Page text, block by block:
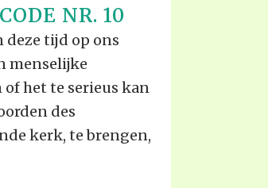
NR. 10
deze tijd op ons
menselijke
het te serieus kan
des
kerk, te brengen,